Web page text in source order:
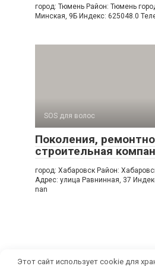
город: Тюмень Район: Тюмень
Минская, 9Б Индекс: 625048.0
SOS для волос
Поколения,
строительная
город: Хабаровск Район:
Адрес: улица Равнинная, 37
nan
Этот сайт использует cookie для